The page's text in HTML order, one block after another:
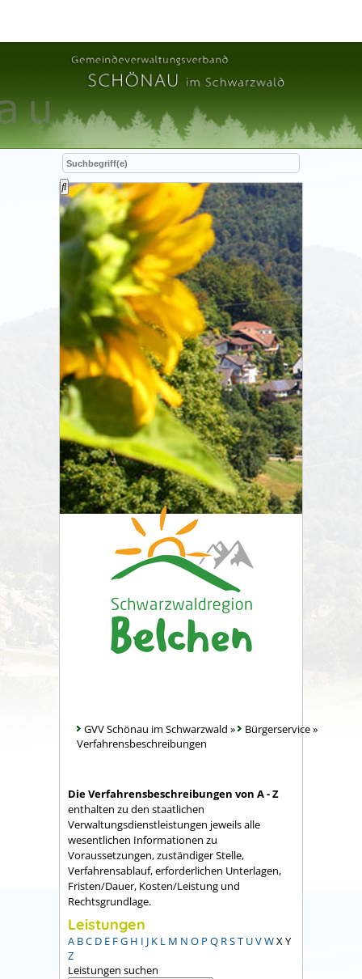
GVV Schönau im Schwarzwald » Bürgerservice»
Verfahrensbeschreibungen
Die Verfahrensbeschreibungen von A - Z
enthalten zu den staatlichen
Verwaltungsdienstleistungen jeweils alle
wesentlichen Informationen zu
Voraussetzungen, zuständiger Stelle,
Verfahrensablauf, erforderlichen Unterlagen,
Fristen/Dauer, Kosten/Leistung und
Rechtsgrundlage.
Leistungen
A BC D E FG H I J K L M N O P Q RST UVWXY
Z
Leistungen suchen